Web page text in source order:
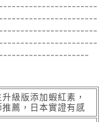
級版添加蝦紅素，
薦，日本實證有感